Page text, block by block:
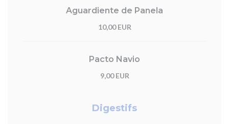
Aguardiente de Panela
10,00 EUR
Pacto Navio
9,00 EUR
Digestifs